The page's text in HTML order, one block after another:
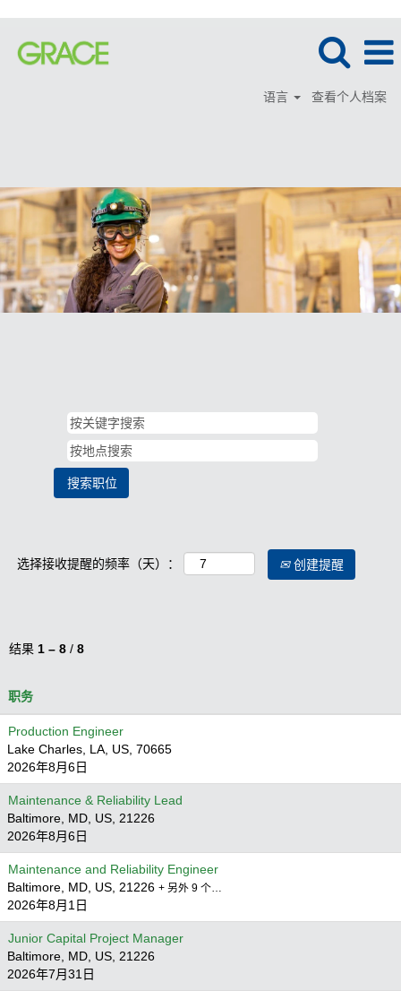
语言 查看个人档案
选择接收提醒的频率（天）： 创建提醒
结果 1 – 8 / 8
职务
Production Engineer
Lake Charles, LA, US, 70665
2026年8月6日
Maintenance & Reliability Lead
Baltimore, MD, US, 21226
2026年8月6日
Maintenance and Reliability Engineer
Baltimore, MD, US, 21226 + 另外 9 个…
2026年8月1日
Junior Capital Project Manager
Baltimore, MD, US, 21226
2026年7月31日